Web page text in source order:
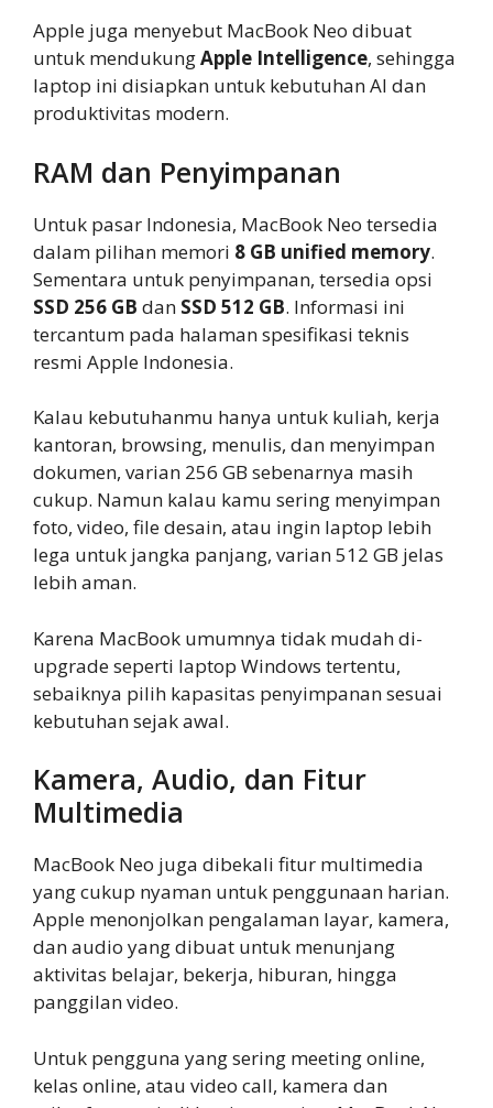
Apple juga menyebut MacBook Neo dibuat
untuk mendukungApple Intelligence, sehingga
laptop ini disiapkan untuk kebutuhan AI dan
produktivitas modern.
RAM dan Penyimpanan
Untuk pasar Indonesia, MacBook Neo tersedia
dalam pilihan memori 8 GB unified memory.
Sementara untuk penyimpanan, tersedia opsi
SSD 256 GB dan SSD 512 GB. Informasi ini
tercantum pada halaman spesifikasi teknis
resmi Apple Indonesia.
Kalau kebutuhanmu hanya untuk kuliah, kerja
kantoran, browsing, menulis, dan menyimpan
dokumen, varian 256 GB sebenarnya masih
cukup. Namun kalau kamu sering menyimpan
foto, video, file desain, atau ingin laptop lebih
lega untuk jangka panjang, varian 512 GB jelas
lebih aman.
Karena MacBook umumnya tidak mudah di-
upgrade seperti laptop Windows tertentu,
sebaiknya pilih kapasitas penyimpanan sesuai
kebutuhan sejak awal.
Kamera, Audio, dan Fitur
Multimedia
MacBook Neo juga dibekali fitur multimedia
yang cukup nyaman untuk penggunaan harian.
Apple menonjolkan pengalaman layar, kamera,
dan audio yang dibuat untuk menunjang
aktivitas belajar, bekerja, hiburan, hingga
panggilan video.
Untuk pengguna yang sering meeting online,
kelas online, atau video call, kamera dan